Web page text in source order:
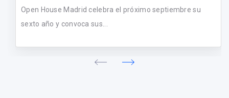
Open House Madrid celebra el próximo septiembre su
sexto año y convoca sus...